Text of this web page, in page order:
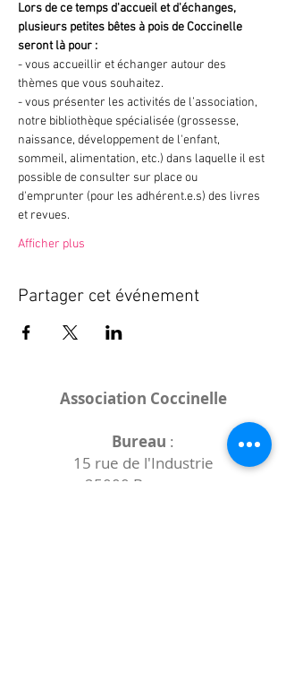
Lors de ce temps d'accueil et d'échanges,
plusieurs petites bêtes à pois de Coccinelle
seront là pour :
- vous accueillir et échanger autour des
thèmes que vous souhaitez.
- vous présenter les activités de l’association,
notre bibliothèque spécialisée (grossesse,
naissance, développement de l'enfant,
sommeil, alimentation, etc.) dans laquelle il est
possible de consulter sur place ou
d'emprunter (pour les adhérent.e.s) des livres
et revues.
Afficher plus
Partager cet événement
Association Coccinelle
Bureau :
15 rue de l'Industrie
25000 Besançon